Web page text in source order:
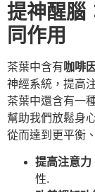
提神醒腦
同作用
茶葉中含有咖啡因
神經系統，提高
茶葉中還含有一
幫助我們放鬆身
從而達到更平衡
提高注意力
性.